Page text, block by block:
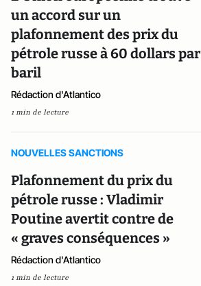
un accord sur un
plafonnement des prix du
pétrole russe à 60 dollars par
baril
Rédaction d'Atlantico
1 min de lecture
NOUVELLES SANCTIONS
Plafonnement du prix du
pétrole russe : Vladimir
Poutine avertit contre de
« graves conséquences »
Rédaction d'Atlantico
1 min de lecture